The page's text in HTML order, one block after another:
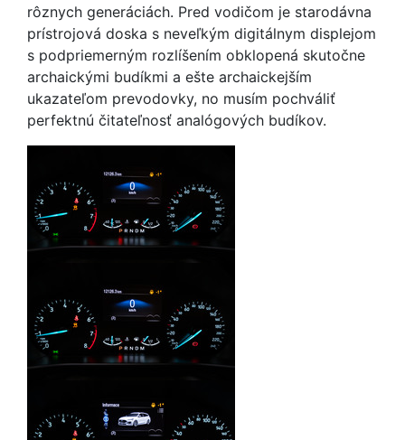
rôznych generáciách. Pred vodičom je starodávna
prístrojová doska s neveľkým digitálnym displejom
s podpriemerným rozlíšením obklopená skutočne
archaickými budíkmi a ešte archaickejším
ukazateľom prevodovky, no musím pochváliť
perfektnú čitateľnosť analógových budíkov.